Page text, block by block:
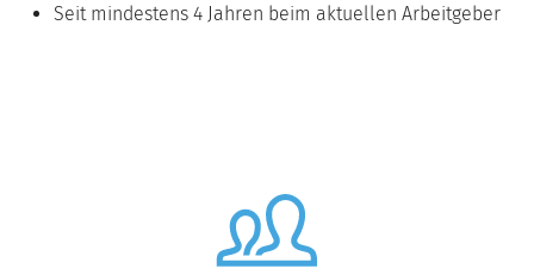
Seit mindestens 4 Jahren beim aktuellen Arbeitgeber